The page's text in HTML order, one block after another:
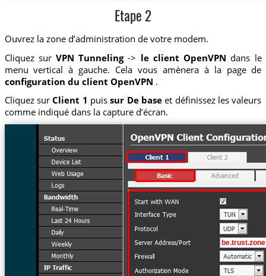
Etape 2
Ouvrez la zone d’administration de votre modem.
Cliquez sur VPN Tunneling-> le client OpenVPN dans le
menu vertical à gauche. Cela vous amènera à la page de
configuration du client OpenVPN .
Cliquez surClient 1 puissur De base et définissez les valeurs
comme indiqué dans la capture d’écran.